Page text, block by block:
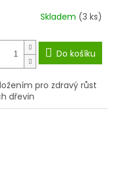
Skladem (3 ks)
Do košíku
pro zdravý růst
dřevin